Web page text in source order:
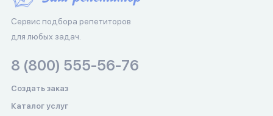
Сервис подбора репетиторов
для любых задач.
Создать заказ
Каталог услуг
8 (800) 555-56-76